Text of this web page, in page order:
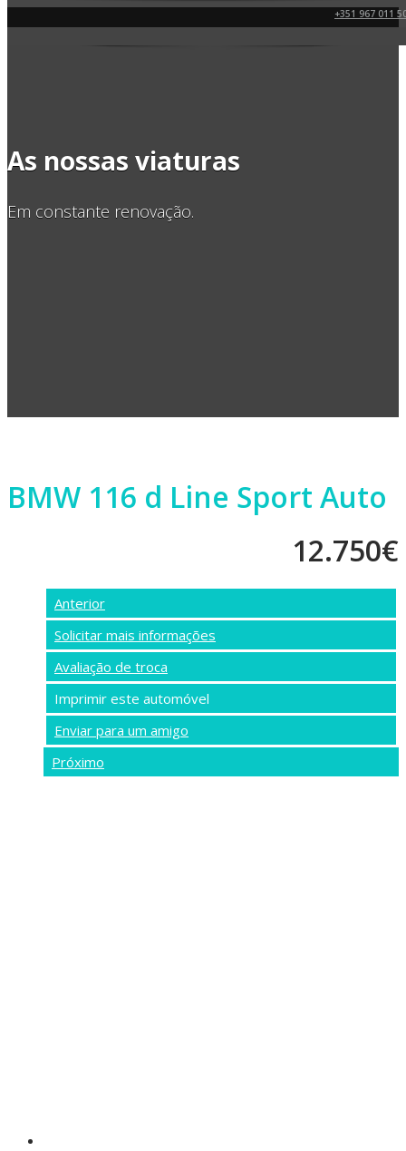
+351 967 011
As nossas viaturas
Em constante renovação.
BMW 116 d Line Sport Auto
12.750€
Anterior
Solicitar mais informações
Avaliação de troca
Imprimir este automóvel
Enviar para um amigo
Próximo